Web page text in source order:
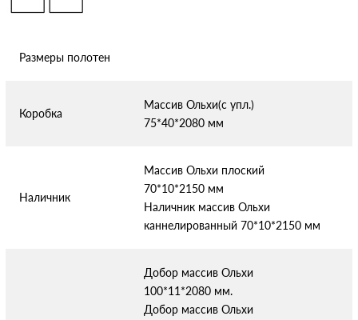
Размеры полотен
Коробка
Массив Ольхи(с упл.)
75*40*2080 мм
Наличник
Массив Ольхи плоский
70*10*2150 мм
Наличник массив Ольхи
каннелированный 70*10*2150 мм
Добор массив Ольхи
100*11*2080 мм.
Добор массив Ольхи
Отправляя форму вы соглашаетесь с условиями
конфиденциальности